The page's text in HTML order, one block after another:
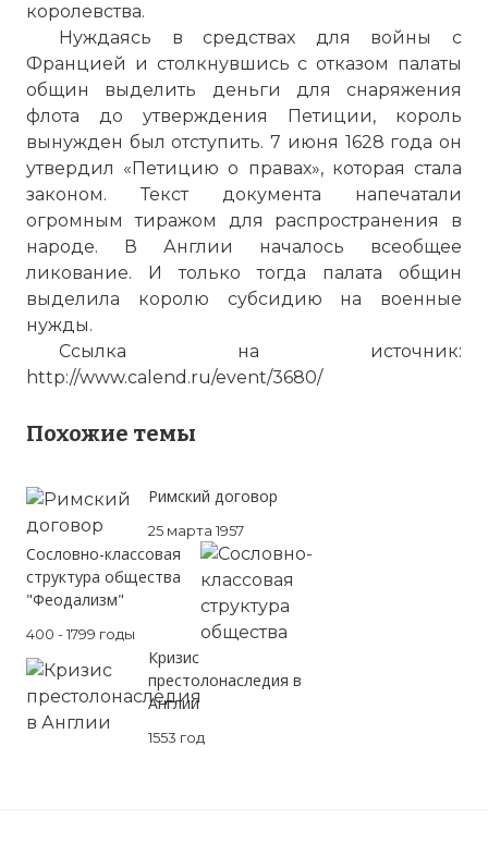
королевства.
Нуждаясь в средствах для войны с
Францией и столкнувшись с отказом палаты
общин выделить деньги для снаряжения
флота до утверждения Петиции, король
вынужден был отступить. 7 июня 1628 года он
утвердил «Петицию о правах», которая стала
законом. Текст документа напечатали
огромным тиражом для распространения в
народе. В Англии началось всеобщее
ликование. И только тогда палата общин
выделила королю субсидию на военные
нужды.
Ссылка на источник:
http://www.calend.ru/event/3680/
Похожие темы
Римский договор
25 марта 1957
Cословно-классовая
структура общества
"Феодализм"
400 - 1799 годы
Кризис
престолонаследия в
Англии
1553 год